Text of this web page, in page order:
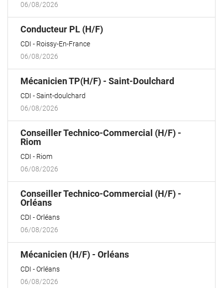
06/08/2026
Conducteur PL (H/F)(Nouvelle
CDI
Roissy-En-France
06/08/2026
Mécanicien TP(H/F) - Saint-Doulchard(Nouvelle
CDI
Saint-doulchard
06/08/2026
Conseiller Technico-Commercial (H/F) -
Riom
CDI
Riom
06/08/2026
Conseiller Technico-Commercial (H/F) -
Orléans(Nouvelle
CDI
Orléans
06/08/2026
Mécanicien (H/F) - Orléans(Nouvelle
CDI
Orléans
06/08/2026